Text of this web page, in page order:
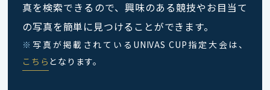
真を検索できるので、興味のある競技やお目当て
の写真を簡単に見つけることができます。
※ 写真が掲載されているUNIVAS CUP指定大会は、
こちら となります。